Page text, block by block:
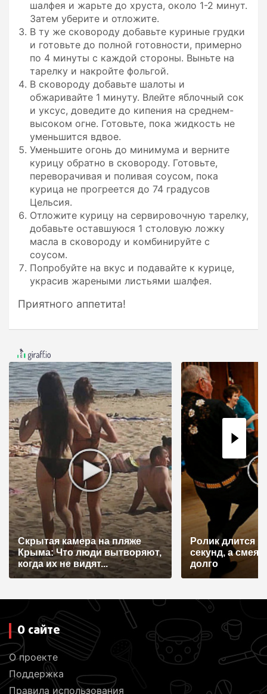
шалфея и жарьте до хруста, около 1-2 минут.
Затем уберите и отложите.
В ту же сковороду добавьте куриные грудки
и готовьте до полной готовности, примерно
по 4 минуты с каждой стороны. Выньте на
тарелку и накройте фольгой.
В сковороду добавьте шалоты и
обжаривайте 1 минуту. Влейте яблочный сок
и уксус, доведите до кипения на среднем-
высоком огне. Готовьте, пока жидкость не
уменьшится вдвое.
Уменьшите огонь до минимума и верните
курицу обратно в сковороду. Готовьте,
переворачивая и поливая соусом, пока
курица не прогреется до 74 градусов
Цельсия.
Отложите курицу на сервировочную тарелку,
добавьте оставшуюся 1 столовую ложку
масла в сковороду и комбинируйте с
соусом.
Попробуйте на вкус и подавайте к курице,
украсив жареными листьями шалфея.
Приятного аппетита!
Скрытая камера на пляже
Крыма: Что люди вытворяют,
когда их не видят...
Ролик длится
секунд, а
долго
О сайте
О проекте
Поддержка
Правила использования